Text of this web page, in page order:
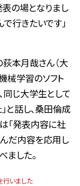
の場となりまし
行きたいです」
本月哉さん（大
械学習のソフト
同じ大学生として
と話し、桑田倫成
「発表内容に社
だ内容を応用し
ました。
いました